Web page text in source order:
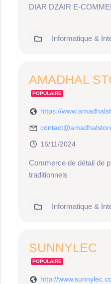
DIAR DZAIR E-
Informatique &
AMADHAL
POPULAIRE
https://
16/11/2024
Commerce de détail de
traditionnels
Informatique &
SUNNYLEC
POPULAIRE
http://